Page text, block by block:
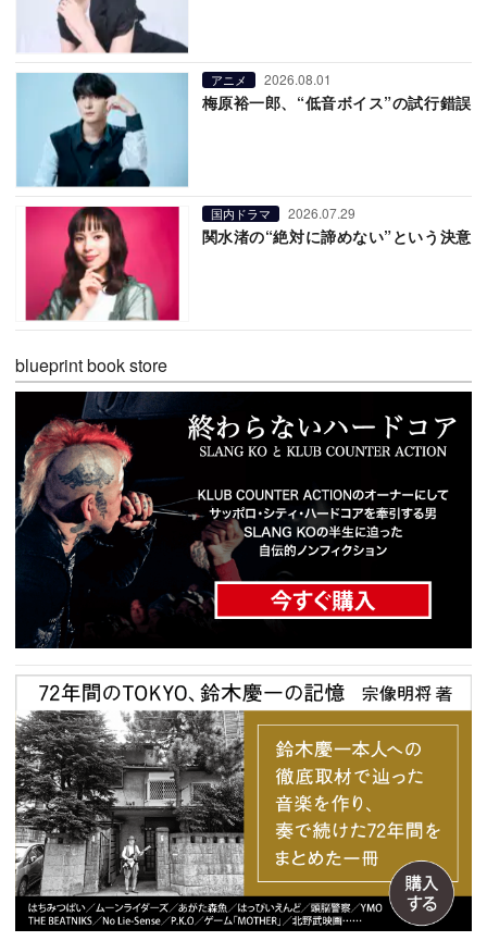
アニメ 2026.08.01
梅原裕一郎、“低音ボイス”の試行錯誤
国内ドラマ 2026.07.29
関水渚の“絶対に諦めない”という決意
blueprint book store